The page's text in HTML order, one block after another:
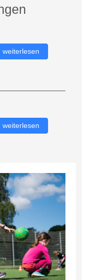
weiterlesen
weiterlesen